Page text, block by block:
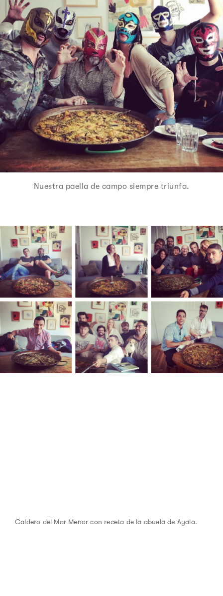
Nuestra paella de campo siempre triunfa.
Caldero del Mar Menor con receta de la abuela de Ayala.